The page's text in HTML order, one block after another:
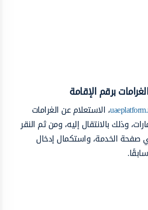
برقم الإقامة
، الاستعلام عن الغرامات
وذلك بالانتقال إليه، ومن ثم النقر
صفحة الخدمة، واستكمال إدخال